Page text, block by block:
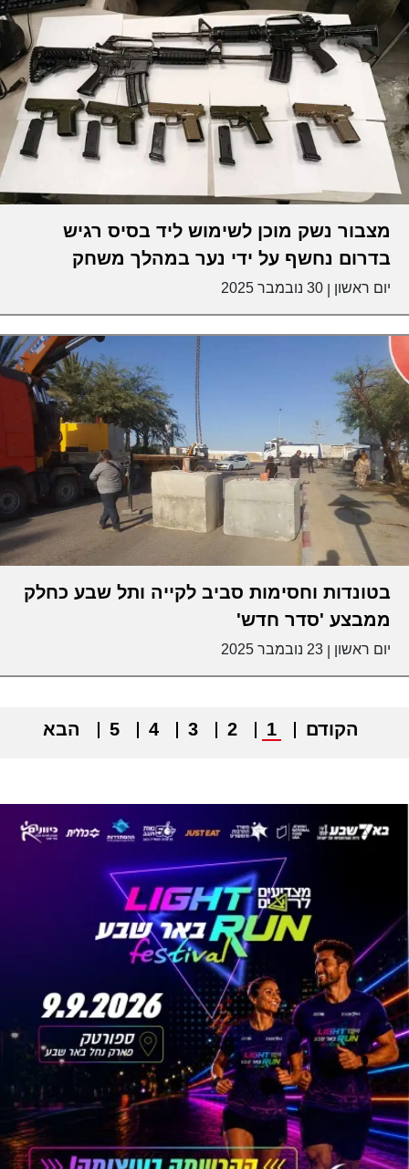
מצבור נשק מוכן לשימוש ליד בסיס רגיש
בדרום נחשף על ידי נער במהלך משחק
יום ראשון 30 נובמבר 2025
בטונדות וחסימות סביב לקייה ותל שבע כחלק
ממבצע 'סדר חדש'
יום ראשון 23 נובמבר 2025
הקודם 1
2
3
4
5 הבא